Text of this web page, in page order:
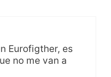
Eurofigther, es
no me van a